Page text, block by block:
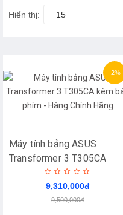
Hiển thị: 15
-2%
Máy tính bảng ASUS
Transformer 3 T305CA
kèm bàn phím - Hàng Chính
9,310,000đ
9,500,000đ